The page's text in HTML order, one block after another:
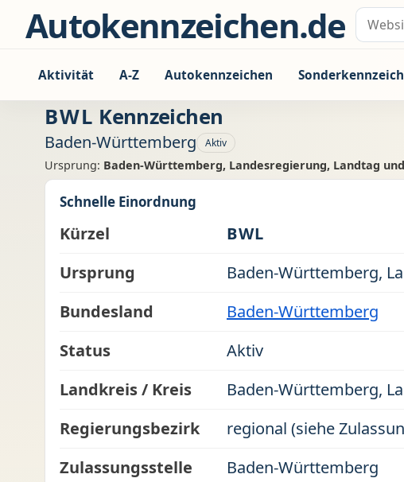
Zum Inhalt springen
Autokennzeichen.de
Aktivität A-Z Autokennzeichen
BWL Kennzeichen
Baden-Württemberg Aktiv
Ursprung: Baden-Württemberg, Landesregierung, Landtag
Schnelle Einordnung
Kürzel
BWL
Ursprung
Baden-Württemberg,
Bundesland
Baden-Württemberg
Status
Aktiv
Landkreis / Kreis
Baden-Württemberg,
Regierungsbezirk
regional (siehe
Zulassungsstelle
Baden-Württemberg